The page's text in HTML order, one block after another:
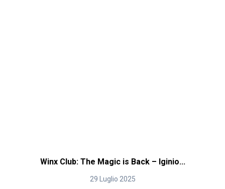
Winx Club: The Magic is Back – Iginio...
29 Luglio 2025